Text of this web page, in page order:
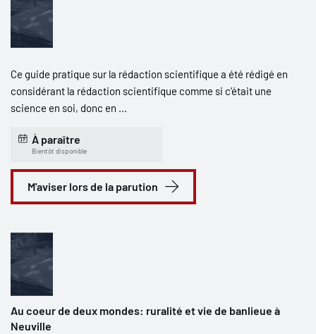
Ce guide pratique sur la rédaction scientifique a été rédigé en
considérant la rédaction scientifique comme si c’était une
science en soi, donc en ...
À paraître
Bientôt disponible
M'aviser lors de la parution
Au coeur de deux mondes: ruralité et vie de banlieue à
Neuville